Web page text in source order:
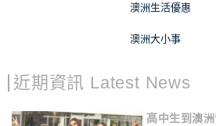
澳洲生活優惠
澳洲大小事
近期資訊 Latest News
高中生到澳